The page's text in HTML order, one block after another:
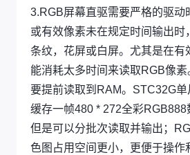
3.RGB屏幕直驱需要严格的驱动
或有效像素未在规定时间输出时
条纹，花屏或白屏。尤其是在有
能消耗太多时间来读取RGB像
要提前读取到RAM。STC32G
缓存一帧480 * 272全彩RGB888
但是可以分批次读取并输出；
色图占用空间更小，更便于操作